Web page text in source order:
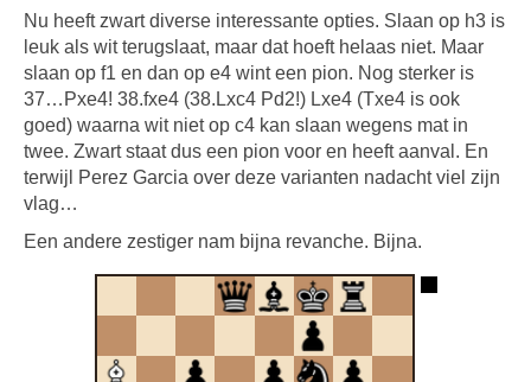
Nu heeft zwart diverse interessante opties. Slaan op h3 is
leuk als wit terugslaat, maar dat hoeft helaas niet. Maar
slaan op f1 en dan op e4 wint een pion. Nog sterker is
37…Pxe4! 38.fxe4 (38.Lxc4 Pd2!) Lxe4 (Txe4 is ook
goed) waarna wit niet op c4 kan slaan wegens mat in
twee. Zwart staat dus een pion voor en heeft aanval. En
terwijl Perez Garcia over deze varianten nadacht viel zijn
vlag…
Een andere zestiger nam bijna revanche. Bijna.